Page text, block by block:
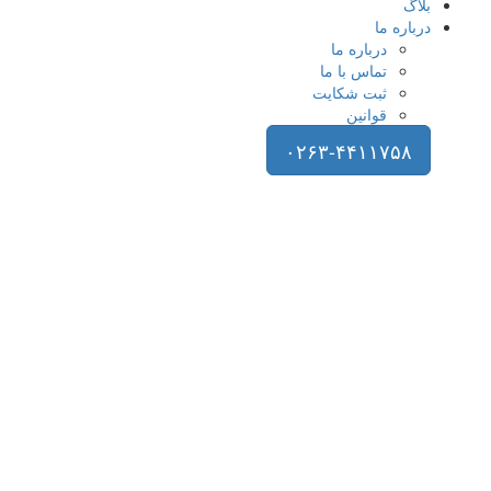
بلاگ
درباره ما
درباره ما
تماس با ما
ثبت شکایت
قوانین
۰۲۶۳-۴۴۱۱۷۵۸